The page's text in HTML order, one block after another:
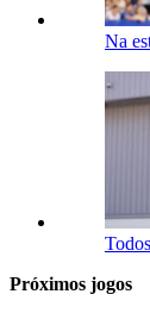
Na
Próximos jogos